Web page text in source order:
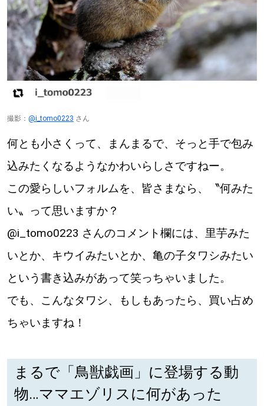
撮影： @i_tomo0223 さん
何とも小さくって、まんまるで、そっと手で包み
込みたくなるようなかわいらしさですねー。
この愛らしいフォルムを、皆さまなら、〝何みた
い〟って思いますか？
@i_tomo0223 さんのコメント欄には、里芋みた
いとか、キウイみたいとか、亀の子タワシみたい
という書き込みがあって笑っちゃいました。
でも、こんなタワシ、もしもあったら、買い占め
ちゃいますね！
まるで「鳥獣戯画」に登場する動
物…ママエゾリスに何があった